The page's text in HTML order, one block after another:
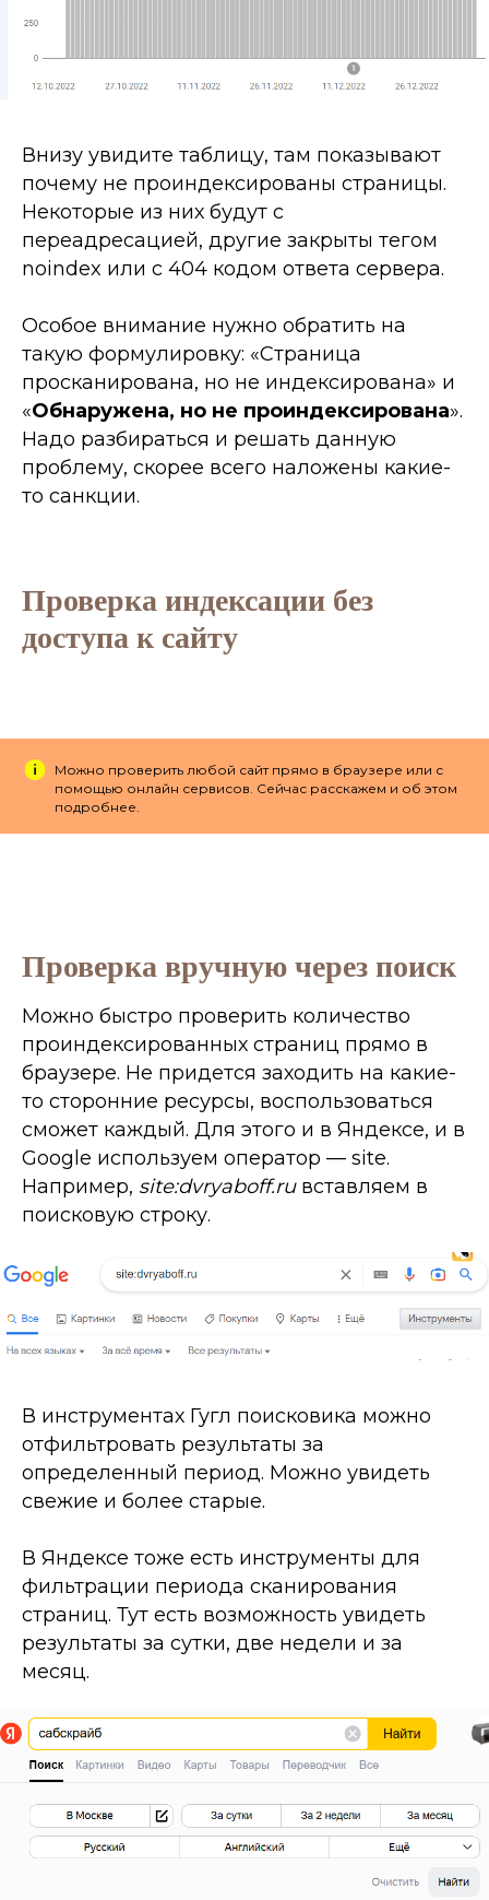
Внизу увидите таблицу, там показывают
почему не проиндексированы страницы.
Некоторые из них будут с
переадресацией, другие закрыты тегом
noindex или с 404 кодом ответа сервера.
Особое внимание нужно обратить на
такую формулировку: «Страница
просканирована, но не индексирована» и
«Обнаружена, но не проиндексирована».
Надо разбираться и решать данную
проблему, скорее всего наложены какие-
то санкции.
Проверка индексации без
доступа к сайту
Можно проверить любой сайт прямо в браузере или с
помощью онлайн сервисов. Сейчас расскажем и об этом
подробнее.
Проверка вручную через поиск
Можно быстро проверить количество
проиндексированных страниц прямо в
браузере. Не придется заходить на какие-
то сторонние ресурсы, воспользоваться
сможет каждый. Для этого и в Яндексе, и в
Google используем оператор — site.
Например, site:dvryaboff.ruвставляем в
поисковую строку.
В инструментах Гугл поисковика можно
отфильтровать результаты за
определенный период. Можно увидеть
свежие и более старые.
В Яндексе тоже есть инструменты для
фильтрации периода сканирования
страниц. Тут есть возможность увидеть
результаты за сутки, две недели и за
месяц.